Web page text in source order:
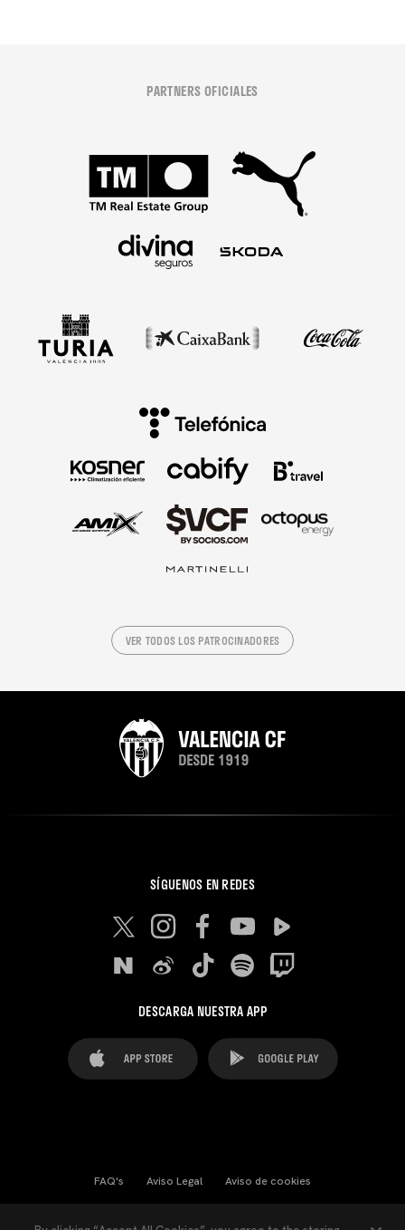
PARTNERS OFICIALES
VER TODOS LOS PATROCINADORES
SÍGUENOS EN REDES
DESCARGA NUESTRA APP
FAQ's Aviso Legal Aviso de cookies